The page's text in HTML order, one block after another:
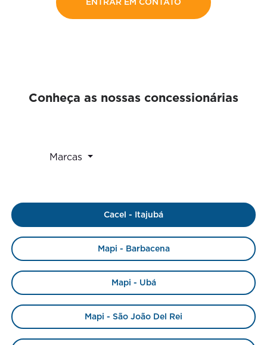
Conheça as nossas concessionárias
Marcas
Cacel - Itajubá
Mapi - Barbacena
Mapi - Ubá
Mapi - São João Del Rei